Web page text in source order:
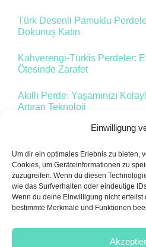
Einwilligung
Um dir ein optimales Erlebnis zu bieten,
Cookies, um Geräteinformationen zu
zuzugreifen. Wenn du diesen
wie das Surfverhalten oder eindeutige
Wenn du deine Einwilligung nicht erteilst
bestimmte Merkmale und Funktionen
Türk Desenli Pamuklu
Dokunuş Katın
Kahverengi-Türkis Perdeler:
Ötesinde Zarafet
Akıllı Perde: Yaşamınızı
Artıran Teknoloji